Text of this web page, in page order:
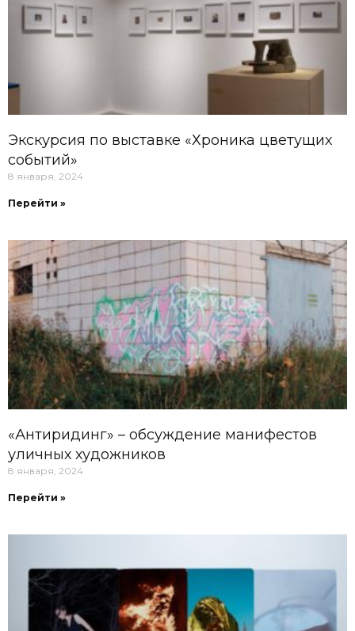
Экскурсия по выставке «Хроника цветущих
событий»
8 января, 2024
Перейти »
«Антиридинг» – обсуждение манифестов
уличных художников
8 января, 2024
Перейти »